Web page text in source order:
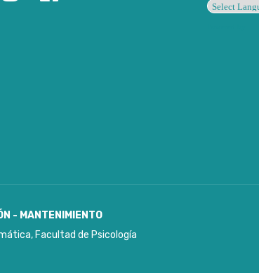
- MANTENIMIENTO
Facultad de Psicología